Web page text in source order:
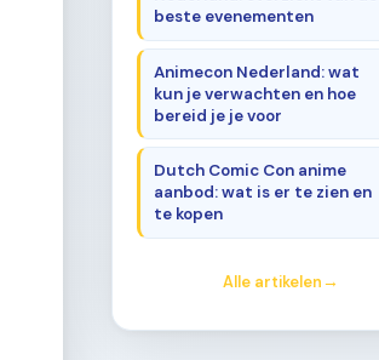
beste evenementen
Animecon Nederland: wat
kun je verwachten en hoe
bereid je je voor
Dutch Comic Con anime
aanbod: wat is er te zien en
te kopen
Alle artikelen